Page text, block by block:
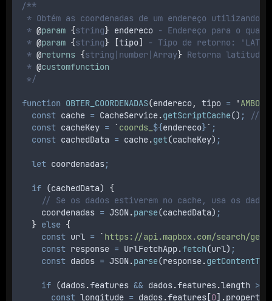
/**
* Obtém as coordenadas de um endereço utilizando a
* @param {string} endereco - Endereço para o qual
* @param {string} [tipo]
- Tipo de retorno:
* @returns {string|number|Array} Retorna latitude,
* @customfunction
*/
function OBTER_COORDENADAS(endereco, tipo = ' AMBOS
const cache = CacheService.getScriptCache() ;
//
const cacheKey = ` coords_ ${endereco}` ;
const cachedData = cache.get(cacheKey) ;
let coordenadas;
if (cachedData) {
// Se os dados estiverem no cache, usa os dados
coordenadas = JSON.parse(cachedData) ;
} else {
const url = ` https://api.mapbox.com/search/
const response = UrlFetchApp.fetch(url) ;
const dados = JSON.parse(response.
if (dados.features && dados.features.length >
const longitude = dados.features [0] .